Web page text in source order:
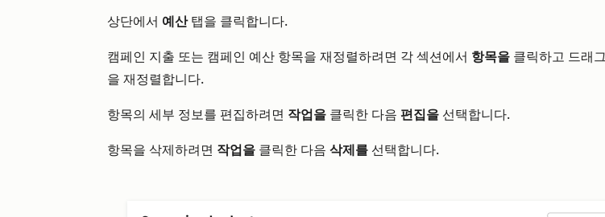
상단에서 예산 탭을 클릭합니다.
캠페인 지출 또는 캠페인 예산 항목을 재정렬하려면 각 섹션에서 항목을 클릭하고 드래
을 재정렬합니다.
항목의 세부 정보를 편집하려면 작업을 클릭한 다음 편집을 선택합니다.
항목을 삭제하려면 작업을 클릭한 다음 삭제를 선택합니다.